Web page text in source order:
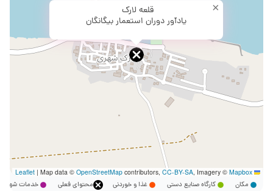
قلعه لارک
یادآور دوران استعمار بیگانگان
×
Leaflet
| Map data © OpenStreetMapcontributors, CC-BY-SA, Imagery © Mapbox
مکان کارگاه صنایع دستی غذا و خوردنی محتوای فعلی خدمات